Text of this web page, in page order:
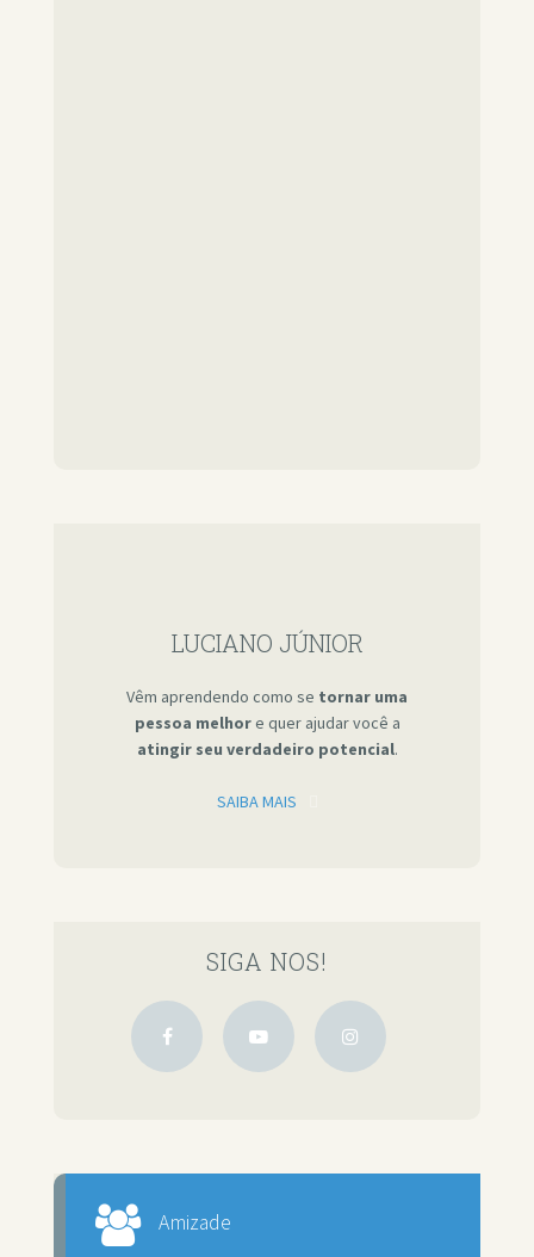
LUCIANO JÚNIOR
Vêm aprendendo como se tornar uma
pessoa melhore quer ajudar você a
atingir seu verdadeiro potencial.
SAIBA MAIS
SIGA NOS!
Amizade